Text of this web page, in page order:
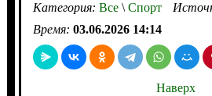
Категория: Все\Спорт
Время: 03.06.2026 14:14
Наверх